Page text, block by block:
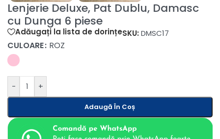
Lenjerie Deluxe, Pat Dublu, Damasc
cu Dunga 6 piese
Adăugați la lista de dorințeSKU: DMSC17
CULOARE ROZ
- +
Adaugă În Coș